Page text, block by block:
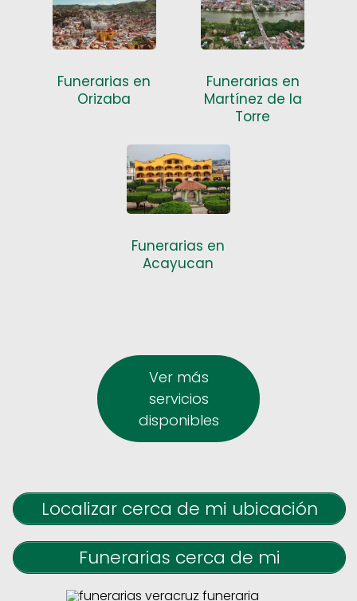
Funerarias en
Orizaba
Funerarias en
Martínez de la
Torre
Funerarias en
Acayucan
Ver más
servicios
disponibles
Localizar cerca de mi ubicación
Funerarias cerca de mi